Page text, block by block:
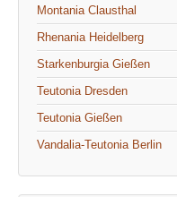
Montania Clausthal
Rhenania Heidelberg
Starkenburgia Gießen
Teutonia Dresden
Teutonia Gießen
Vandalia-Teutonia Berlin